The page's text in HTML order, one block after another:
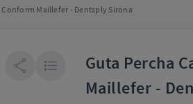
Maillefer - Dentsply Sirona
Guta Percha
Maillefer -